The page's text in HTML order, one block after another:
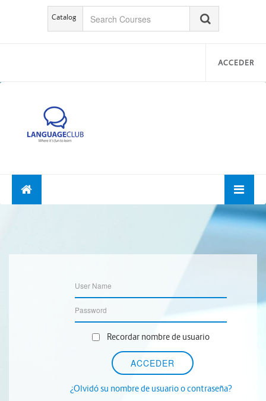
Catalog
ACCEDER
Recordar nombre de usuario
¿Olvidó su nombre de usuario o contraseña?